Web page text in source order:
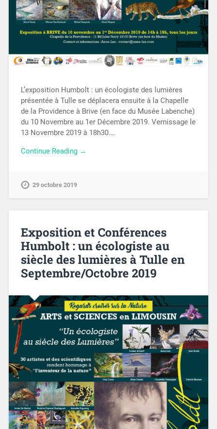
L’exposition Humbolt : un écologiste des lumières
présentée à Tulle se déplacera ensuite à la Chapelle
de la Providence à Brive (en face du Musée Labenche)
du 10 Novembre au 1er Décembre 2019. Vernissage le
13 Novembre 2019 à 18h30….
Continue Reading →
29 octobre 2019
Exposition et Conférences
Humbolt : un écologiste au
siècle des lumières à Tulle en
Septembre/Octobre 2019